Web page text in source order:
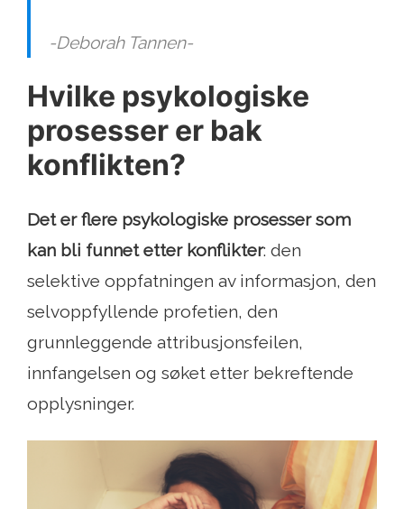
-Deborah Tannen-
Hvilke psykologiske
prosesser er bak
konflikten?
Det er flere psykologiske prosesser som
kan bli funnet etter konflikter: den
selektive oppfatningen av informasjon, den
selvoppfyllende profetien, den
grunnleggende attribusjonsfeilen,
innfangelsen og søket etter bekreftende
opplysninger.